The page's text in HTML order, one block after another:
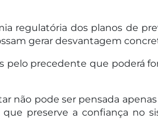
regulatória dos planos de
gerar desvantagem
pelo precedente que poderá
pode ser pensada
preserve a confiança no